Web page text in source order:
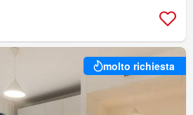
molto richiesta